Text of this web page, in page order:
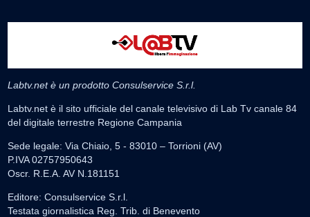
Labtv.net è un prodotto Consulservice S.r.l.
Labtv.net è il sito ufficiale del canale televisivo di Lab Tv canale 84
del digitale terrestre Regione Campania
Sede legale: Via Chiaio, 5 - 83010 – Torrioni (AV)
P.IVA 02757950643
Oscr. R.E.A. AV N.181151
Editore: Consulservice S.r.l.
Testata giornalistica Reg. Trib. di Benevento